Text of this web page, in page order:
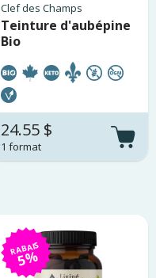
Clef des Champs
Teinture d'aubépine
Bio
24.55 $
1 format
RABAIS
5%